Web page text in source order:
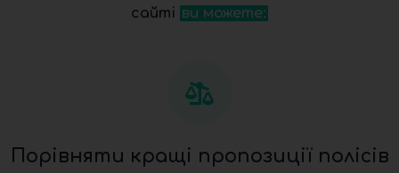
сайті ви можете:
Порівняти кращі пропозиції полісів